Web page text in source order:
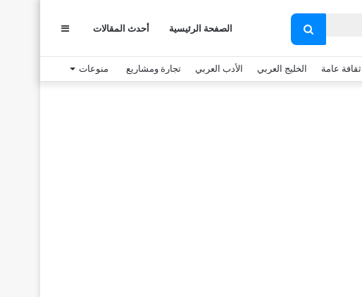
بحث
عن
الصفحة الرئيسية أحدث المقالات
ثقافة عامة الخليج العربي الأدب العربي تجارة ومشاريع منوعات